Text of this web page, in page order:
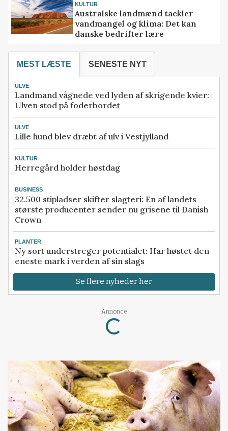
KULTUR
Australske landmænd tackler
vandmangel og klima: Det kan
danske bedrifter lære
MEST LÆSTE SENESTE NYT
ULVE
Landmand vågnede ved lyden af skrigende kvier:
Ulven stod på foderbordet
ULVE
Lille hund blev dræbt af ulv i Vestjylland
KULTUR
Herregård holder høstdag
BUSINESS
32.500 stipladser skifter slagteri: En af landets
største producenter sender nu grisene til Danish
Crown
PLANTER
Ny sort understreger potentialet: Har høstet den
eneste mark i verden af sin slags
Se flere nyheder her
Annonce
Loading...